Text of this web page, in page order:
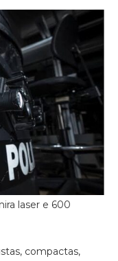
laser e 600
compactas,